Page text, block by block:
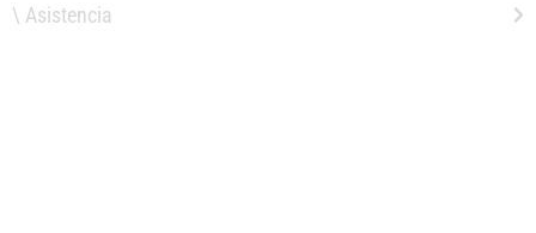
\ Asistencia